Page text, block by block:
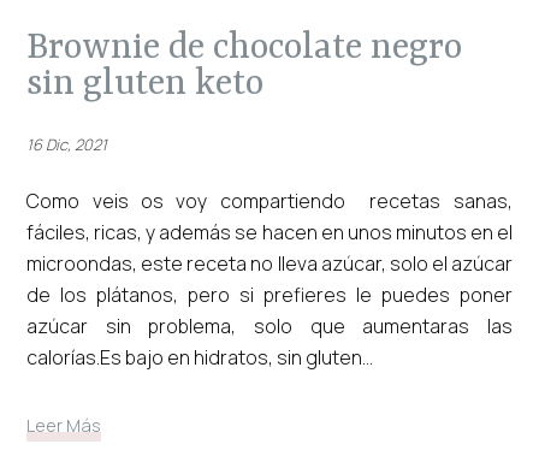
brownie de chocolate negro
sin gluten keto
16 Dic, 2021
Como veis os voy compartiendo recetas sanas,
fáciles, ricas, y además se hacen en unos minutos en el
microondas, este receta no lleva azúcar, solo el azúcar
de los plátanos, pero si prefieres le puedes poner
azúcar sin problema, solo que aumentaras las
calorías.Es bajo en hidratos, sin gluten...
Leer Más